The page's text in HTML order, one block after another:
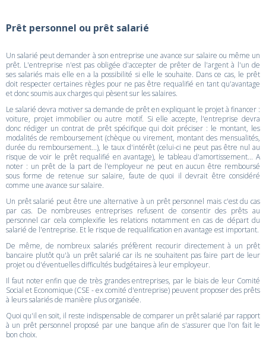
Prêt personnel ou prêt salarié
Un salarié peut demander à son entreprise une avance sur salaire ou même un
prêt. L'entreprise n'est pas obligée d'accepter de prêter de l'argent à l'un de
ses salariés mais elle en a la possibilité si elle le souhaite. Dans ce cas, le prêt
doit respecter certaines règles pour ne pas être requalifié en tant qu'avantage
et donc soumis aux charges qui pèsent sur les salaires.
Le salarié devra motiver sa demande de prêt en expliquant le projet à financer :
voiture, projet immobilier ou autre motif. Si elle accepte, l'entreprise devra
donc rédiger un contrat de prêt spécifique qui doit préciser : le montant, les
modalités de remboursement (chèque ou virement, montant des mensualités,
durée du remboursement...), le taux d'intérêt (celui-ci ne peut pas être nul au
risque de voir le prêt requalifié en avantage), le tableau d'amortissement... A
noter : un prêt de la part de l'employeur ne peut en aucun être remboursé
sous forme de retenue sur salaire, faute de quoi il devrait être considéré
comme une avance sur salaire.
Un prêt salarié peut être une alternative à un prêt personnel mais c'est du cas
par cas. De nombreuses entreprises refusent de consentir des prêts au
personnel car cela complexifie les relations notamment en cas de départ du
salarié de l'entreprise. Et le risque de requalification en avantage est important.
De même, de nombreux salariés préfèrent recourir directement à un prêt
bancaire plutôt qu'à un prêt salarié car ils ne souhaitent pas faire part de leur
projet ou d'éventuelles difficultés budgétaires à leur employeur.
Il faut noter enfin que de très grandes entreprises, par le biais de leur Comité
Social et Economique (CSE - ex comité d'entreprise) peuvent proposer des prêts
à leurs salariés de manière plus organisée.
Quoi qu'il en soit, il reste indispensable de comparer un prêt salarié par rapport
à un prêt personnel proposé par une banque afin de s'assurer que l'on fait le
bon choix.